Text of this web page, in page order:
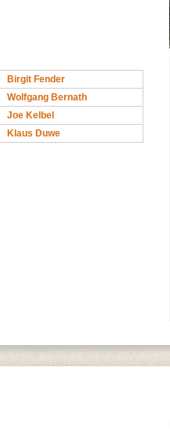
Birgit Fender
Wolfgang Bernath
Joe Kelbel
Klaus Duwe